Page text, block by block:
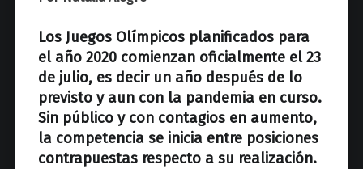
Los Juegos Olímpicos planificados para
el año 2020 comienzan oficialmente el 23
de julio, es decir un año después de lo
previsto y aun con la pandemia en curso.
Sin público y con contagios en aumento,
la competencia se inicia entre posiciones
contrapuestas respecto a su realización.